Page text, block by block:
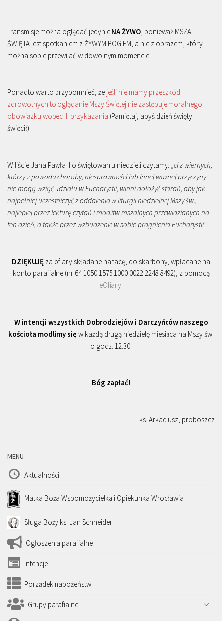
Transmisje można oglądać jedynie NA ŻYWO , ponieważ MSZA
ŚWIĘTA jest spotkaniem z ŻYWYM BOGIEM, a nie z obrazem, który
można sobie przewijać w dowolnym momencie.
Ponadto warto przypomnieć, że jeśli nie mamy przeszkód
zdrowotnych to oglądanie Mszy Świętej nie zastępuje moralnego
obowiązku wobec III przykazania (Pamiętaj, abyś dzień święty
święcił).
W liście Jana Pawła II o świętowaniu niedzieli czytamy: „ ci z wiernych,
którzy z powodu choroby, niesprawności lub innej ważnej przyczyny
nie mogą wziąć udziału w Eucharystii, winni dołożyć starań, aby jak
najpełniej uczestniczyć z oddalenia w liturgii niedzielnej Mszy św.,
najlepiej przez lekturę czytań i modlitw mszalnych przewidzianych na
ten dzień, a także przez wzbudzenie w sobie pragnienia Eucharystii”.
DZIĘKUJĘ za ofiary składane na tacę, do skarbony, wpłacane na
konto parafialne (nr 64 1050 1575 1000 0022 2248 8492), z pomocą
eOfiary
W intencji wszystkich Dobrodziejów i Darczyńców naszego
kościoła modlimy się w każdą drugą niedzielę miesiąca na Mszy św.
o godz. 12.30.
Bóg zapłać!
ks. Arkadiusz, proboszcz
MENU
Aktualności
Matka Boża Wspomożycielka i Opiekunka Wrocławia
Sługa Boży ks. Jan Schneider
Ogłoszenia parafialne
Intencje
Porządek nabożeństw
Grupy parafialne